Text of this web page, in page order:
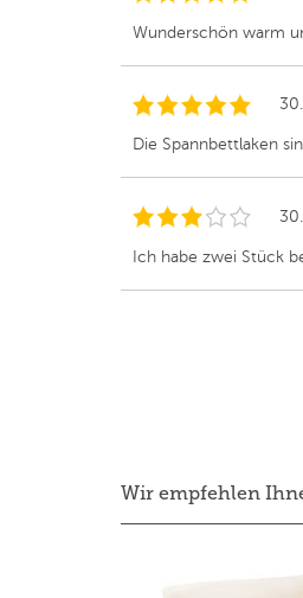
Wunderschön warm
Die Spannbettlaken
Ich habe zwei Stück
Wir empfehlen